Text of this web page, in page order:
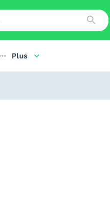
Plus